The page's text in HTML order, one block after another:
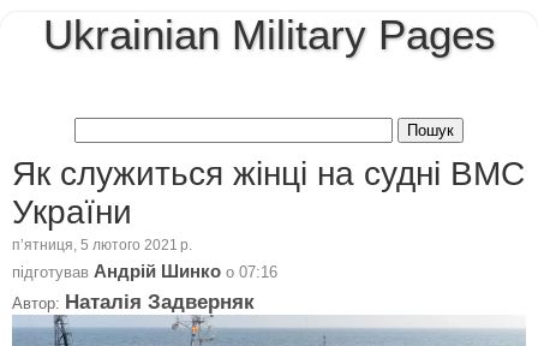
Ukrainian Military Pages
Як служиться жінці на судні ВМС
України
пʼятниця, 5 лютого 2021 р.
підготував Андрій Шинко о 07:16
Автор: Наталія Задверняк